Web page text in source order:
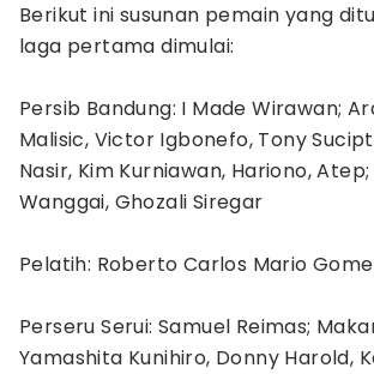
Berikut ini susunan pemain yang
laga pertama dimulai:
Persib Bandung: I Made Wirawan;
Malisic, Victor Igbonefo, Tony
Nasir, Kim Kurniawan, Hariono,
Wanggai, Ghozali Siregar
Pelatih: Roberto Carlos Mario
Perseru Serui: Samuel Reimas;
Yamashita Kunihiro, Donny Harold,